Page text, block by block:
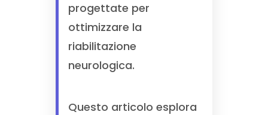
progettate per
ottimizzare la
riabilitazione
neurologica.
Questo articolo esplora